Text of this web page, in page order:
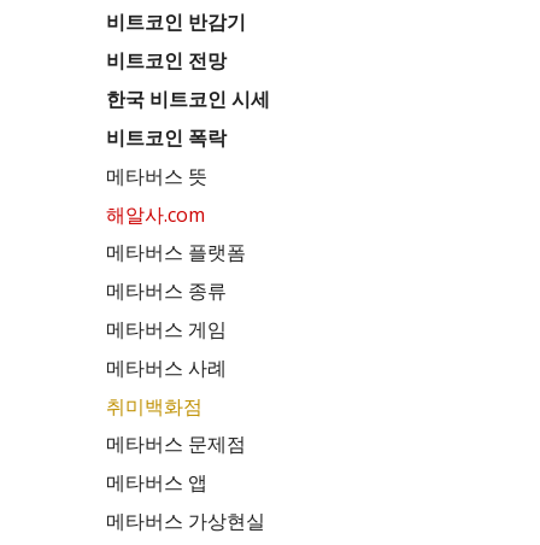
비트코인 반감기
비트코인 전망
한국 비트코인 시세
비트코인 폭락
메타버스 뜻
해알사.com
메타버스 플랫폼
메타버스 종류
메타버스 게임
메타버스 사례
취미백화점
메타버스 문제점
메타버스 앱
메타버스 가상현실